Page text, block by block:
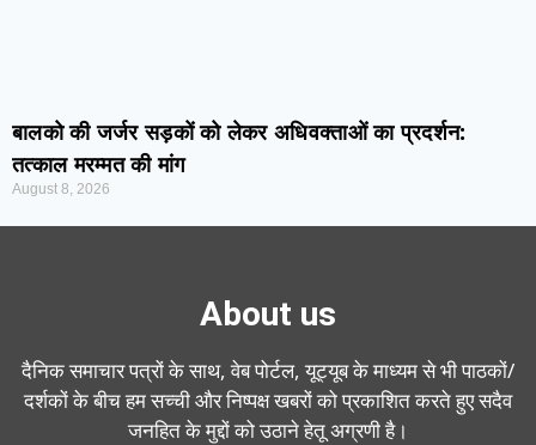
बालको की जर्जर सड़कों को लेकर अधिवक्ताओं का प्रदर्शन:
तत्काल मरम्मत की मांग
August 8, 2026
About us
दैनिक समाचार पत्रों के साथ, वेब पोर्टल, यूट्यूब के माध्यम से भी पाठकों/
दर्शकों के बीच हम सच्ची और निष्पक्ष खबरों को प्रकाशित करते हुए सदैव
जनहित के मुद्दों को उठाने हेतू अग्रणी है।